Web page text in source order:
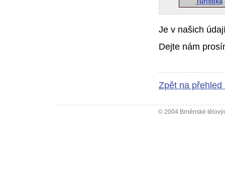
Je v našich
Dejte nám
Zpět na přehled
© 2004 Brněnské